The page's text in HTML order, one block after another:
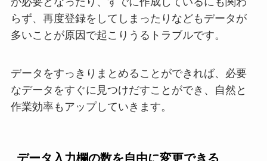
らず、再度登録をしてしまったりなどもデータが
多いことが原因で起こりうるトラブルです。
データをすっきりまとめることができれば、必要
なデータをすぐに見つけだすことができ、自然と
作業効率もアップしていきます。
データ入力欄の数を自由に変更できる